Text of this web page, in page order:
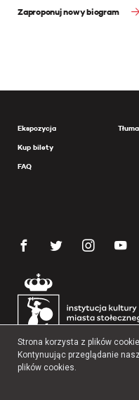
Zaproponuj nowy biogram
Ekspozycja
Kup bilety
FAQ
Copyright 2026
Strona korzysta z plików
Kontynuując przeglądanie
plików cookies.